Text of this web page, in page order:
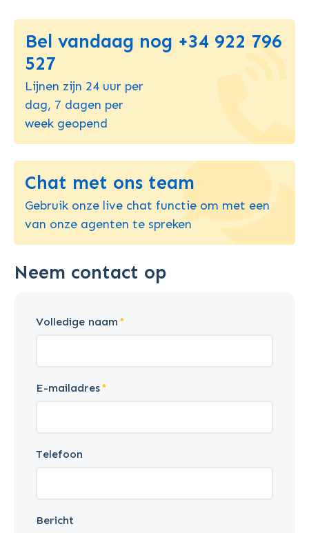
Bel vandaag nog +34 922 796
527
Lijnen zijn 24 uur per
dag, 7 dagen per
week geopend
Chat met ons team
Gebruik onze live chat functie om met een
van onze agenten te spreken
Neem contact op
Volledige naam
E-mailadres
Telefoon
Bericht